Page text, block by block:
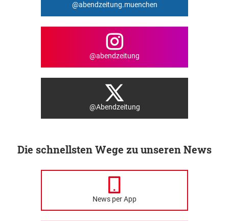
@abendzeitung.muenchen
@abendzeitung
@Abendzeitung
Die schnellsten Wege zu unseren News
News per App